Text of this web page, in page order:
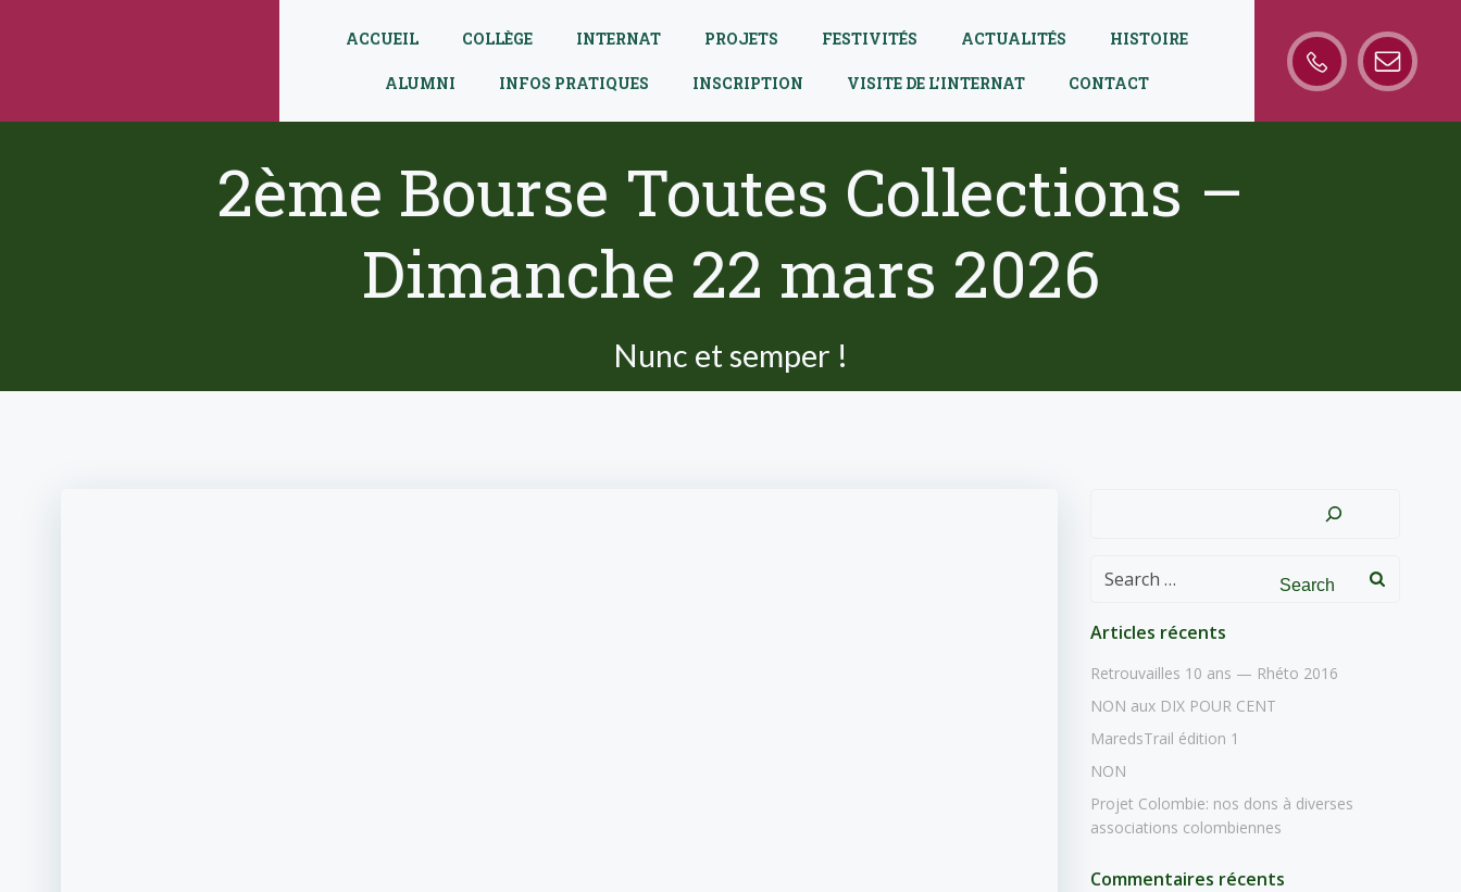
ACCUEIL COLLÈGE INTERNAT PROJETS FESTIVITÉS ACTUALITÉS HISTOIRE
ALUMNI INFOS PRATIQUES INSCRIPTION VISITE DE L’INTERNAT CONTACT
2ème Bourse Toutes Collections –
Dimanche 22 mars 2026
Nunc et semper !
Search
Articles récents
Retrouvailles 10 ans — Rhéto 2016
NON aux DIX POUR CENT
MaredsTrail édition 1
NON
Projet Colombie: nos dons à diverses
associations colombiennes
Commentaires récents